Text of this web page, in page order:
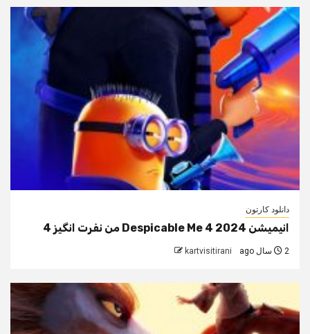
دانلود کارتون
انیمیشن Despicable Me 4 2024 من نفرت انگیز 4
2 سال ago kartvisitirani